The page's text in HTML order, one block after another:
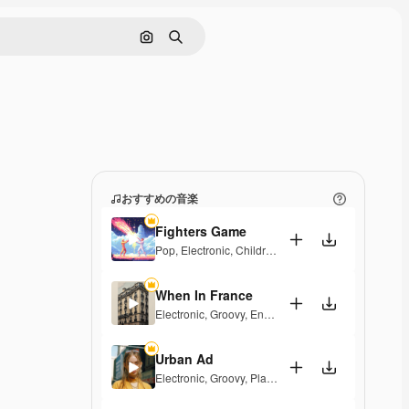
画像で検索
検索
おすすめの音楽
Fighters Game
Pop, Electronic, Children Synthwave
When In France
Electronic, Groovy, Energetic Playful
Urban Ad
Electronic, Groovy, Playful Upbeat